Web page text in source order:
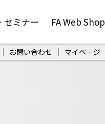
セミナー FA Web Shop
お問い合わせ マイページ